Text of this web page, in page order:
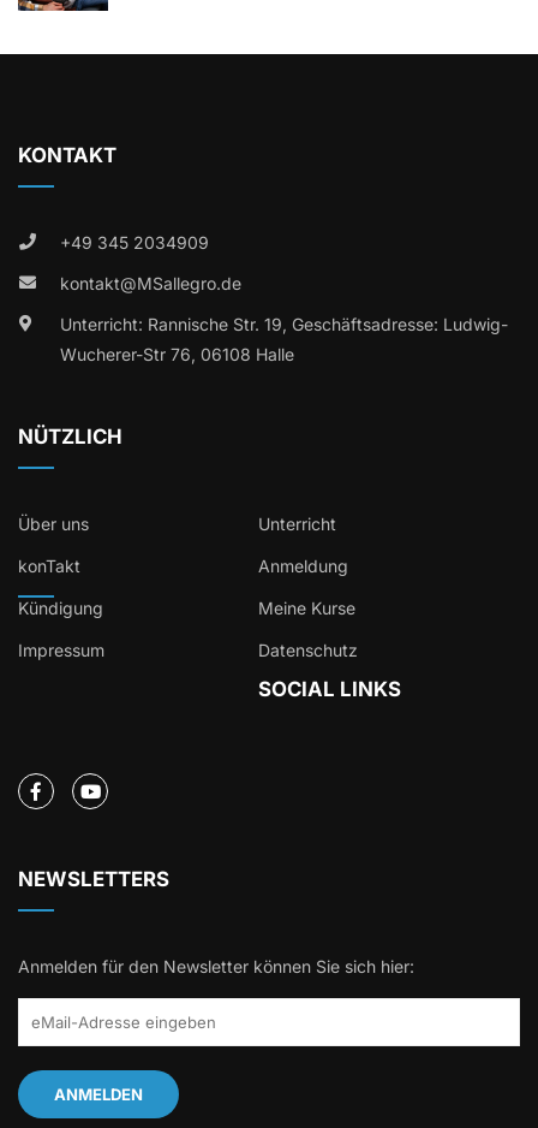
KONTAKT
+49 345 2034909
kontakt@MSallegro.de
Unterricht: Rannische Str. 19, Geschäftsadresse: Ludwig-
Wucherer-Str 76, 06108 Halle
NÜTZLICH
Über uns Unterricht
konTakt Anmeldung
Kündigung Meine Kurse
Impressum Datenschutz
SOCIAL LINKS
NEWSLETTERS
Anmelden für den Newsletter können Sie sich hier: